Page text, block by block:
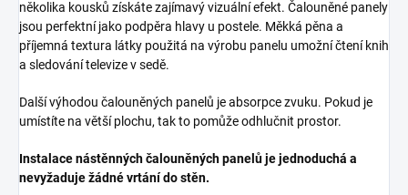
několika kousků získáte zajímavý vizuální efekt. Čalouněné panely
jsou perfektní jako podpěra hlavy u postele. Měkká pěna a
příjemná textura látky použitá na výrobu panelu umožní čtení knih
a sledování televize v sedě.
Další výhodou čalouněných panelů je absorpce zvuku. Pokud je
umístíte na větší plochu, tak to pomůže odhlučnit prostor.
Instalace nástěnných čalouněných panelů je jednoduchá a
nevyžaduje žádné vrtání do stěn.